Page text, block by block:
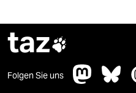
taz
Folgen Sie uns